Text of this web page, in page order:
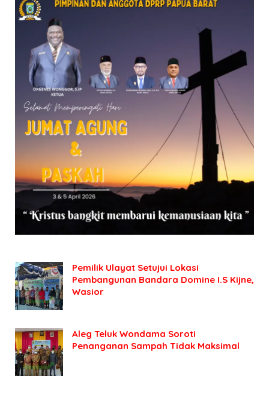
Pemilik Ulayat Setujui Lokasi
Pembangunan Bandara Domine I.S Kijne,
Wasior
Aleg Teluk Wondama Soroti
Penanganan Sampah Tidak Maksimal